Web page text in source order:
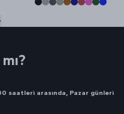
saatleri arasında, Pazar günleri